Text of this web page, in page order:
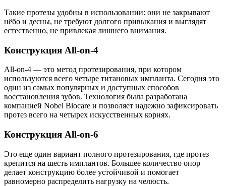
Такие протезы удобны в использовании: они не закрывают
нёбо и десны, не требуют долгого привыкания и выглядят
естественно, не привлекая лишнего внимания.
Конструкция All-on-4
All-on-4 — это метод протезирования, при котором
используются всего четыре титановых импланта. Сегодня это
один из самых популярных и доступных способов
восстановления зубов. Технология была разработана
компанией Nobel Biocare и позволяет надежно зафиксировать
протез всего на четырех искусственных корнях.
Конструкция All-on-6
Это еще один вариант полного протезирования, где протез
крепится на шесть имплантов. Большее количество опор
делает конструкцию более устойчивой и помогает
равномерно распределить нагрузку на челюсть.